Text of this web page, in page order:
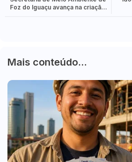
Foz do Iguaçu avança na criação
Mais conteúdo...